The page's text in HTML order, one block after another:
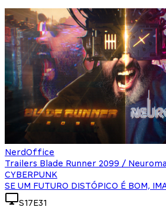
NerdOffice
Trailers Blade Runner 2099 /
CYBERPUNK
SE UM FUTURO DISTÓPICO É BOM,
S17E31